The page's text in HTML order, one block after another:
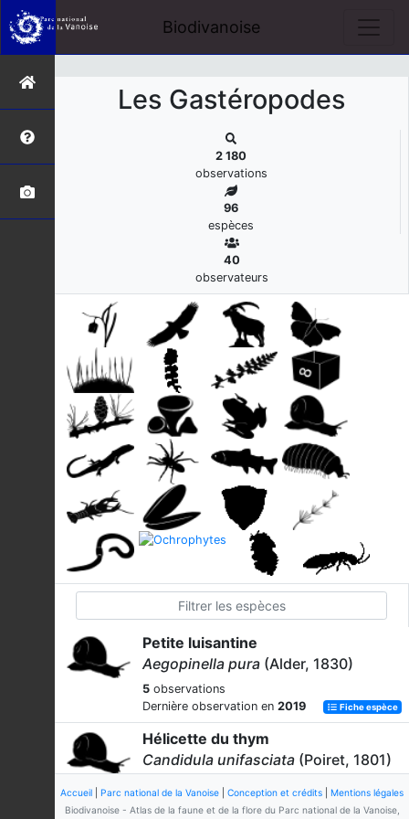
Biodivanoise
Les Gastéropodes
2 180
observations
96
espèces
40
observateurs
Petite luisantine
Aegopinella pura (Alder, 1830)
5 observations
Dernière observation en 2019 Fiche espèce
Hélicette du thym
Candidula unifasciata (Poiret, 1801)
observations
Dernière observation en
Accueil Parc national de la Vanoise Conception et crédits
Mentions légales
Biodivanoise - Atlas de la faune et de la flore du Parc national de la Vanoise,